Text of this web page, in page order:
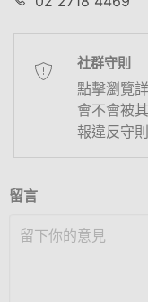
社群守則
點擊瀏覽
會不會被
報違反守
留言